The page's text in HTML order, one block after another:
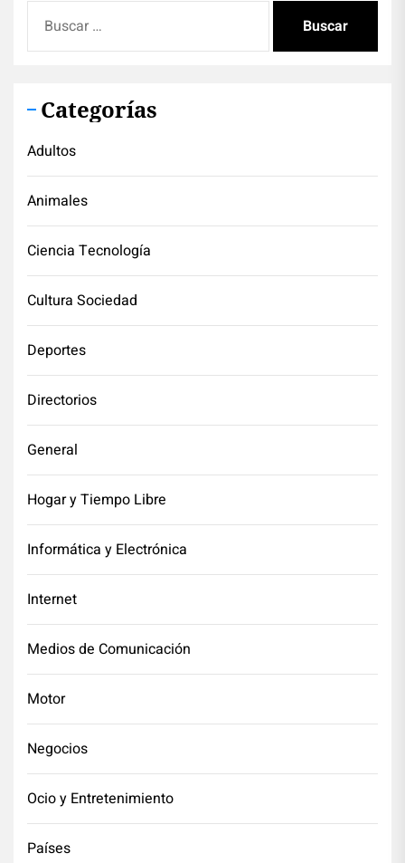
Categorías
Adultos
Animales
Ciencia Tecnología
Cultura Sociedad
Deportes
Directorios
General
Hogar y Tiempo Libre
Informática y Electrónica
Internet
Medios de Comunicación
Motor
Negocios
Ocio y Entretenimiento
Países